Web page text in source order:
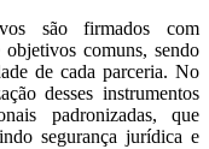
são firmados com
comuns, sendo
de cada parceria. No
desses instrumentos
padronizadas, que
segurança jurídica e